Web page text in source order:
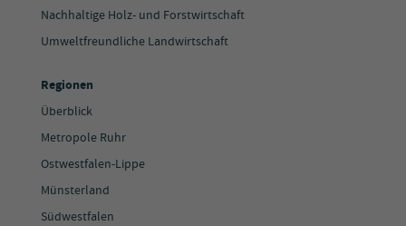
Nachhaltige Holz- und Forstwirtschaft
Umweltfreundliche Landwirtschaft
Regionen
Überblick
Metropole Ruhr
Ostwestfalen-Lippe
Münsterland
Südwestfalen